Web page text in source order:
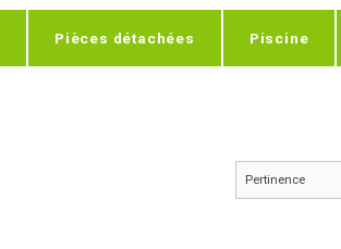
Pièces détachées Piscine